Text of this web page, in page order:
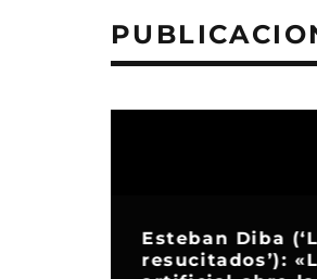
Esteban Diba
resucitados’):